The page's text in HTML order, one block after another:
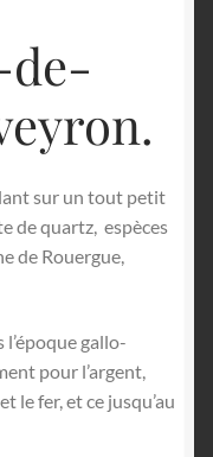
sur un tout petit
de quartz, espèces
de Rouergue,
gallo-
pour l’argent,
le fer, et ce jusqu’au